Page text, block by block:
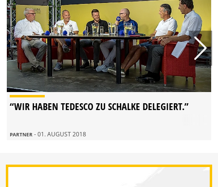
“WIR HABEN TEDESCO ZU SCHALKE DELEGIERT.”
PARTNER - 01. AUGUST 2018